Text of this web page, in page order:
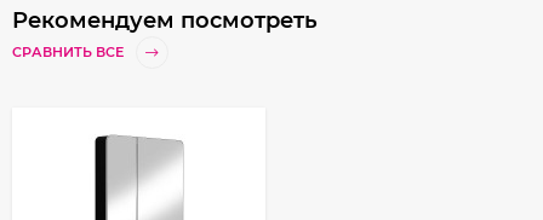
Рекомендуем посмотреть
СРАВНИТЬ ВСЕ